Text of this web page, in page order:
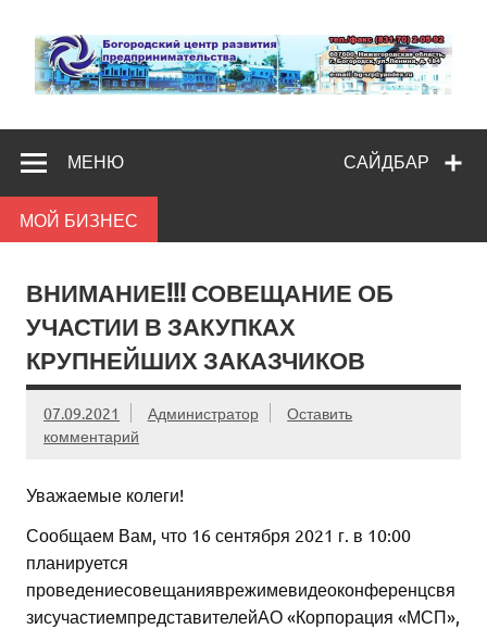
content
САЙДБАР
МЕНЮ
МОЙ БИЗНЕС
ВНИМАНИЕ!!! СОВЕЩАНИЕ ОБ
УЧАСТИИ В ЗАКУПКАХ
КРУПНЕЙШИХ ЗАКАЗЧИКОВ
07.09.2021 Администратор
Оставить
комментарий
Уважаемые колеги!
Сообщаем Вам, что 16 сентября 2021 г. в 10:00
планируется
проведениесовещанияврежимевидеоконференцсвя
зисучастиемпредставителейАО «Корпорация «МСП»,